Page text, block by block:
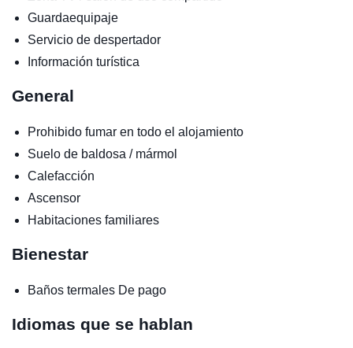
Guardaequipaje
Servicio de despertador
Información turística
General
Prohibido fumar en todo el alojamiento
Suelo de baldosa / mármol
Calefacción
Ascensor
Habitaciones familiares
Bienestar
Baños termales De pago
Idiomas que se hablan